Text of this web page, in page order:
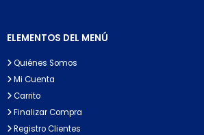
ELEMENTOS DEL MENÚ
Quiénes Somos
Mi Cuenta
Carrito
Finalizar Compra
Registro Clientes